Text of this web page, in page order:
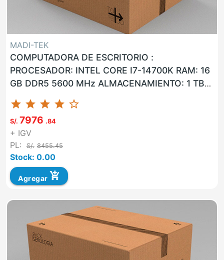
MADI-TEK
COMPUTADORA DE ESCRITORIO :
PROCESADOR: INTEL CORE I7-14700K RAM: 16
GB DDR5 5600 MHz ALMACENAMIENTO: 1 TB
SSD LAN: SI WLAN: SI USB: SI VGA: NO HDMI: ...
star star star star star_border
S/. 7976 .84
+ IGV
PL:
S/. 8455.45
Stock: 0.00
Agregar add_shopping_cart